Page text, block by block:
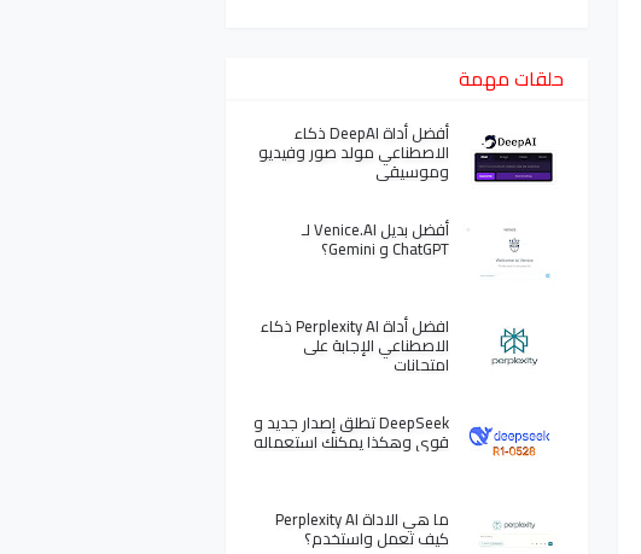
حلقات مهمة
أفضل أداة DeepAI ذكاء
الاصطناعي مولد صور وفيديو
وموسيقى
أفضل بديل Venice.AI لـ
ChatGPT و Gemini؟
افضل أداة Perplexity AI ذكاء
الاصطناعي الإجابة على
امتحانات
DeepSeek تطلق إصدار جديد و
قوي وهكذا يمكنك استعماله
ما هي الاداة Perplexity AI
كيف تعمل واستخدم؟